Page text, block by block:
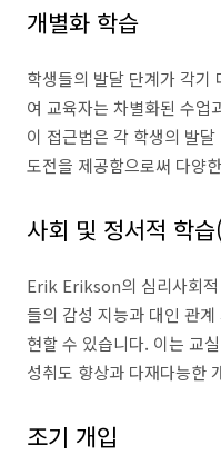
개별화 학습
학생들의 발달 단계가 각기
여 교육자는 차별화된 수업
이 접근법은 각 학생의 발
도전을 제공함으로써 다양
사회 및 정서적 학
Erik Erikson의 심리사회적
들의 감성 지능과 대인 관
현할 수 있습니다. 이는 교
성취도 향상과 다재다능한
조기 개입